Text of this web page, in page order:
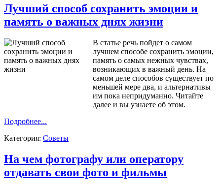
Лучший способ сохранить эмоции и
память о важных днях жизни
В статье речь пойдет о самом
лучшем способе сохранить эмоции,
память о самых нежных чувствах,
возникающих в важный день. На
самом деле способов существует по
меньшей мере два, и альтернативы
им пока непридуманно. Читайте
далее и вы узнаете об этом.
Подробнее...
Категория: Советы
На чем фотографу или оператору
отдавать свои фото и фильмы